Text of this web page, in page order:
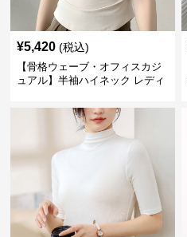
¥5,420 (税込)
【骨格ウェーブ・オフィスカジ
ュアル】半袖ハイネック レディ